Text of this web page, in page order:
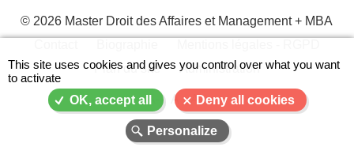
© 2026 Master Droit des Affaires et Management + MBA
Menu
Pied
Plan du site
Administration
A- A A+
This site uses cookies and gives you control over what you want
to activate
OK, accept all
Deny all cookies
Personalize